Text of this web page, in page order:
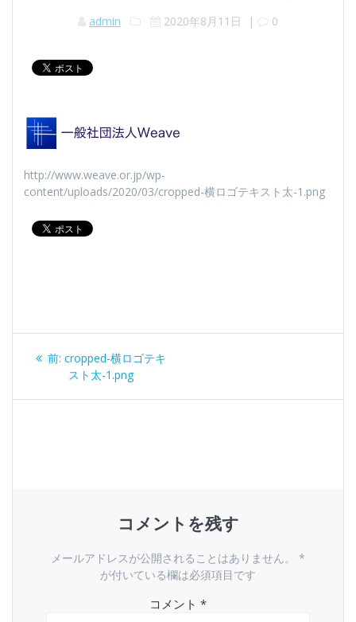
admin 2020年8月11日 | 0
http://www.weave.or.jp/wp-
content/uploads/2020/03/cropped-横ロゴテキスト太-1.png
投 前: 過
去
cropped-横ロゴテキ
スト太-1.png
コメントを残す
メールアドレスが公開されることはありません。
*
が付いている欄は必須項目です
コメント *